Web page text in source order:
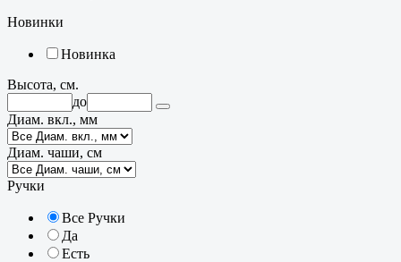
Новинки
Новинка
Высота, см.
до
Диам. вкл., мм
Диам. чаши, см
Ручки
Все Ручки
Да
Есть